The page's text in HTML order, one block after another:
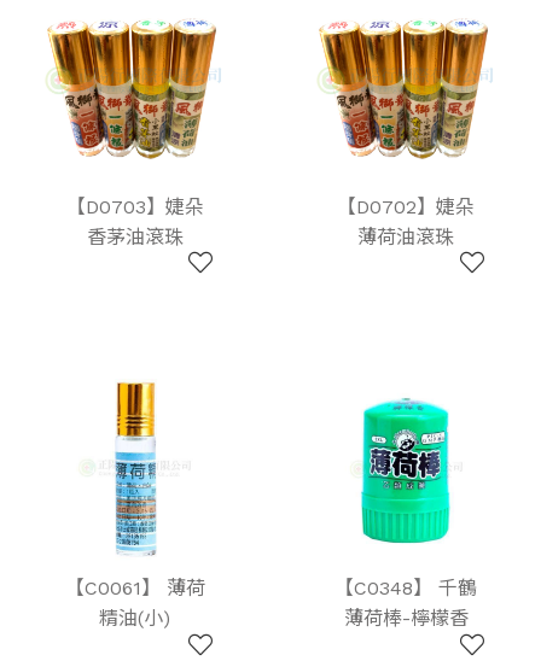
【D0703】婕朵
香茅油滾珠
【D0702】婕朵
薄荷油滾珠
【C0061】 薄荷
精油(小)
【C0348】 千鶴
薄荷棒-檸檬香